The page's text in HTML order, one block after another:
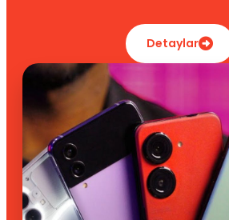
Detaylar